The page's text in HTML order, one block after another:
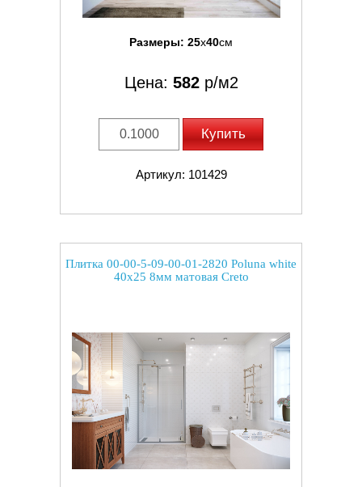
Размеры: 25x40см
Цена: 582р/м2
Купить
Артикул: 101429
Плитка 00-00-5-09-00-01-2820 Poluna white
40x25 8мм матовая Creto